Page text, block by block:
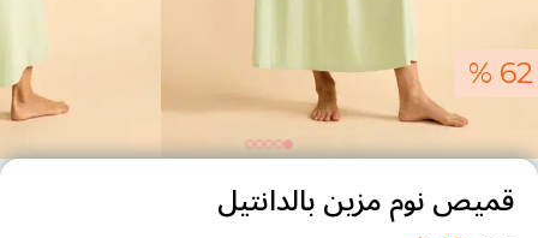
62 %
قميص نوم مزين بالدانتيل